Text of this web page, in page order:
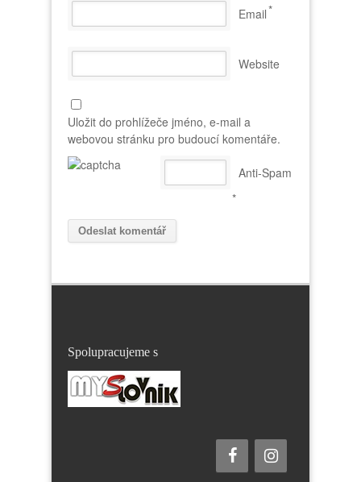
Email*
Website
Uložit do prohlížeče jméno, e-mail a
webovou stránku pro budoucí komentáře.
Anti-Spam
*
Spolupracujeme s